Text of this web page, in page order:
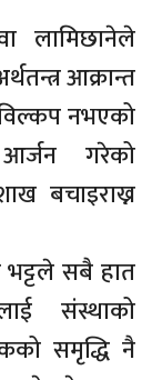
लामिछानेले
आक्रान्त
नभएको
गरेको
बचाइराख्न
सबै हात
संस्थाको
समृद्धि नै